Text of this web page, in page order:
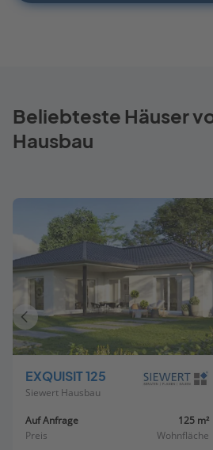
Beliebteste Häuser
Hausbau
EXQUISIT 125
Siewert Hausbau
Auf Anfrage
Preis
125 m²
Wohnfläche
Vorheriges
Haus